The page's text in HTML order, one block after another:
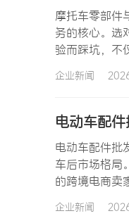
摩托车零部件
务的核心。选
验而踩坑，不
革。传统燃油
企业新闻
电动车配
电动车配件批
车后市场格局
的跨境电商卖
模与增长机遇
企业新闻